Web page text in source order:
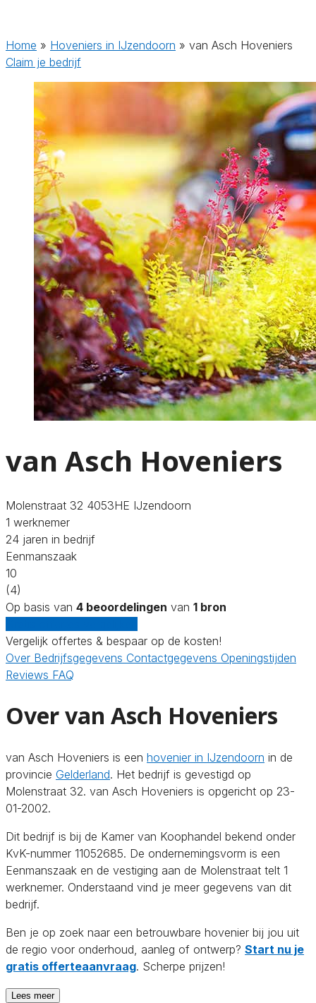
Home » Hoveniers in IJzendoorn » van Asch Hoveniers
Claim je bedrijf
van Asch Hoveniers
Molenstraat 32 4053HE IJzendoorn
1 werknemer
24 jaren in bedrijf
Eenmanszaak
10
(4)
Op basis van 4 beoordelingen van 1 bron
Vergelijk offertes & bespaar op de kosten!
Over Bedrijfsgegevens Contactgegevens Openingstijden
Reviews FAQ
Over van Asch Hoveniers
van Asch Hoveniers is een hovenier in IJzendoorn in de
provincie Gelderland. Het bedrijf is gevestigd op
Molenstraat 32. van Asch Hoveniers is opgericht op 23-
01-2002.
Dit bedrijf is bij de Kamer van Koophandel bekend onder
KvK-nummer 11052685. De ondernemingsvorm is een
Eenmanszaak en de vestiging aan de Molenstraat telt 1
werknemer. Onderstaand vind je meer gegevens van dit
bedrijf.
Ben je op zoek naar een betrouwbare hovenier bij jou uit
de regio voor onderhoud, aanleg of ontwerp? Start nu je
gratis offerteaanvraag. Scherpe prijzen!
Lees meer